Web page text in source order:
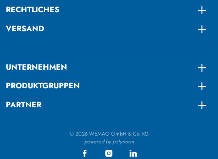
RECHTLICHES
VERSAND
UNTERNEHMEN
PRODUKTGRUPPEN
PARTNER
© 2026 WEMAG GmbH & Co. KG
powered by polynorm